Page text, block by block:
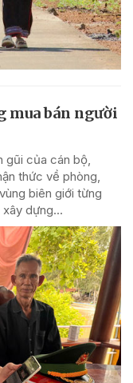
mua bán người
gũi của cán bộ,
thức về phòng,
biên giới từng
dựng...